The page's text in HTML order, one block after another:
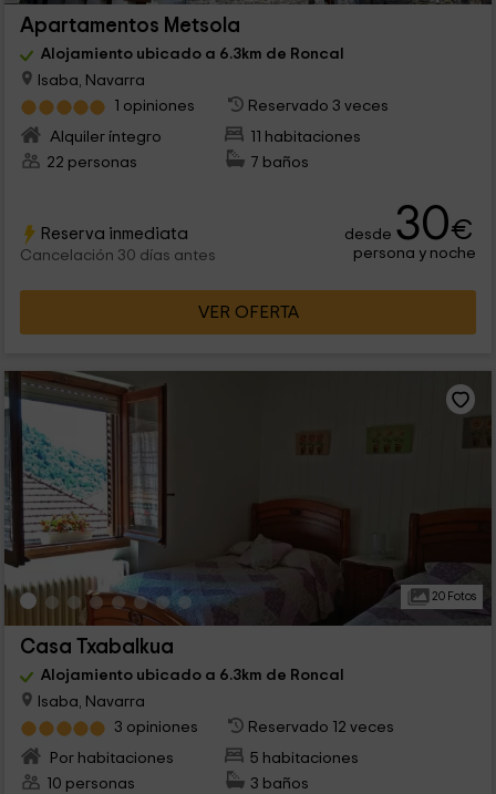
Apartamentos Metsola
Alojamiento ubicado a 6.3km de Roncal
Isaba, Navarra
1 opiniones
Reservado 3 veces
Alquiler íntegro
11 habitaciones
22 personas
7 baños
Reserva inmediata
Cancelación 30 días antes
desde 30€
persona y noche
VER OFERTA
20 Fotos
Casa Txabalkua
Alojamiento ubicado a 6.3km de Roncal
Isaba, Navarra
3 opiniones
Reservado 12 veces
Por habitaciones
5 habitaciones
10 personas
3 baños